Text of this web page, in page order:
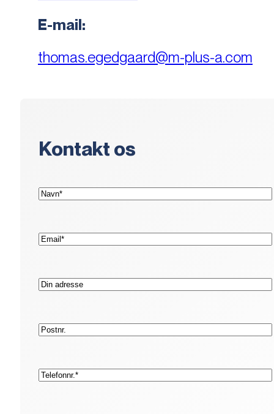
E-mail:
thomas.egedgaard@m-plus-a.com
Kontakt os
Navn*
E-
mail*
Adresse
Postnr.
Telefon*